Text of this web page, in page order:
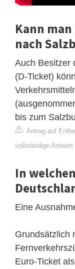
Kann
nach
Auch Besitzer
(D-Ticket)
bis zum
Antrag auf
vollständige
In
Eine
Grundsätzlich
Euro-Ticket